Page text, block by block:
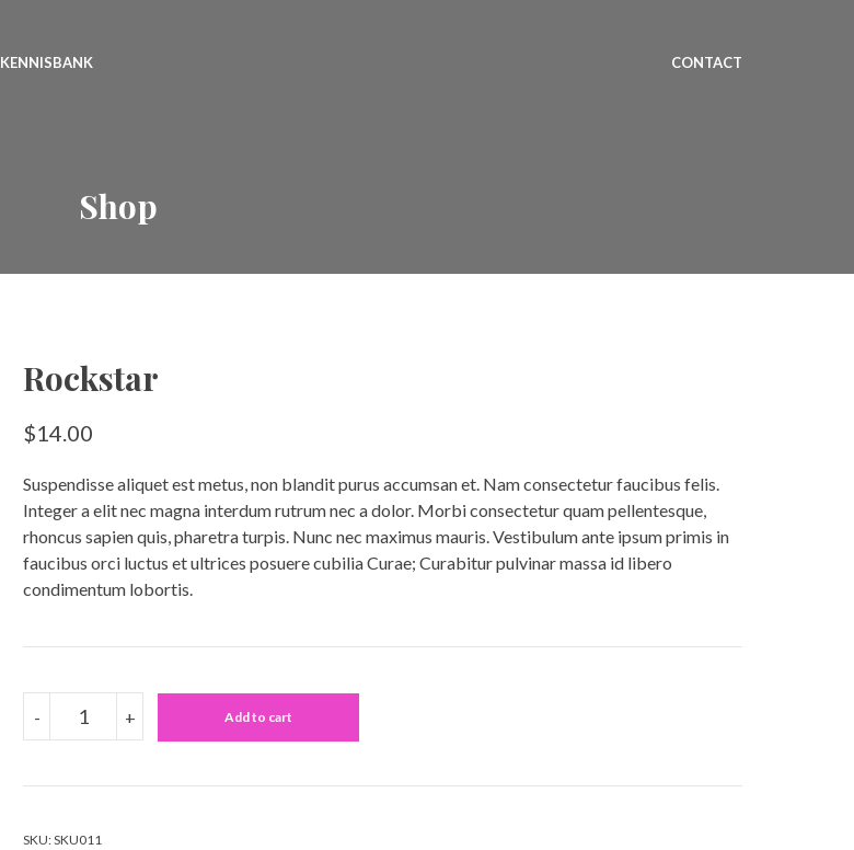
KENNISBANK CONTACT
Shop
Rockstar
$14.00
Suspendisse aliquet est metus, non blandit purus accumsan et. Nam consectetur faucibus felis.
Integer a elit nec magna interdum rutrum nec a dolor. Morbi consectetur quam pellentesque,
rhoncus sapien quis, pharetra turpis. Nunc nec maximus mauris. Vestibulum ante ipsum primis in
faucibus orci luctus et ultrices posuere cubilia Curae; Curabitur pulvinar massa id libero
condimentum lobortis.
-
QUANTITY
+ Add to cart
SKU:SKU011